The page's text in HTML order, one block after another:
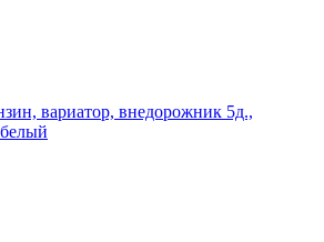
вариатор, внедорожник 5д.,